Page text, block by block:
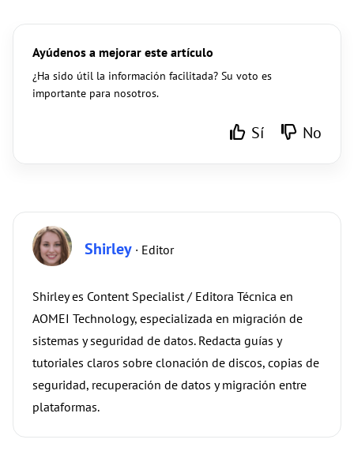
Ayúdenos a mejorar este artículo
¿Ha sido útil la información facilitada? Su voto es
importante para nosotros.
Sí No
Shirley · Editor
Shirley es Content Specialist / Editora Técnica en
AOMEI Technology, especializada en migración de
sistemas y seguridad de datos. Redacta guías y
tutoriales claros sobre clonación de discos, copias de
seguridad, recuperación de datos y migración entre
plataformas.